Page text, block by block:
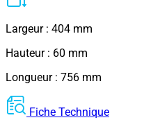
Largeur : 404 mm
Hauteur : 60 mm
Longueur : 756 mm
Fiche Technique